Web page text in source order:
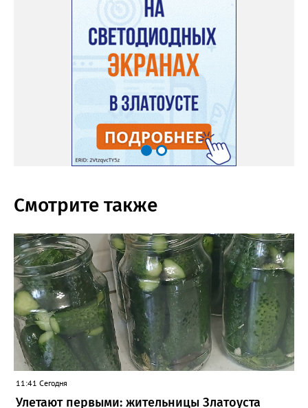
Смотрите также
11:41 Сегодня
Улетают первыми: жительницы Златоуста